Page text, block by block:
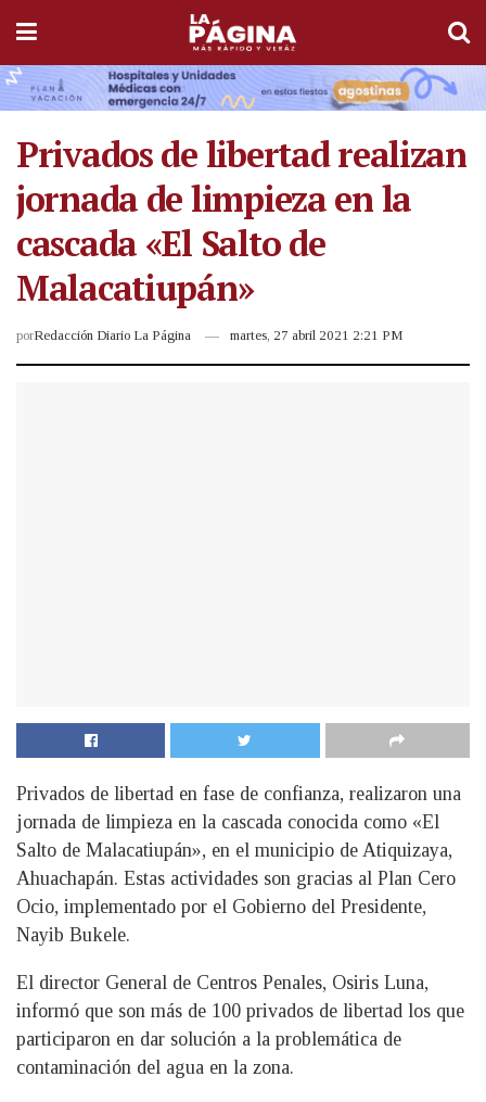
Privados de libertad realizan
jornada de limpieza en la
cascada «El Salto de
Malacatiupán»
porRedacción Diario La Página martes, 27 abril 2021 2:21 PM
Privados de libertad en fase de confianza, realizaron una
jornada de limpieza en la cascada conocida como «El
Salto de Malacatiupán», en el municipio de Atiquizaya,
Ahuachapán. Estas actividades son gracias al Plan Cero
Ocio, implementado por el Gobierno del Presidente,
Nayib Bukele.
El director General de Centros Penales, Osiris Luna,
informó que son más de 100 privados de libertad los que
participaron en dar solución a la problemática de
contaminación del agua en la zona.